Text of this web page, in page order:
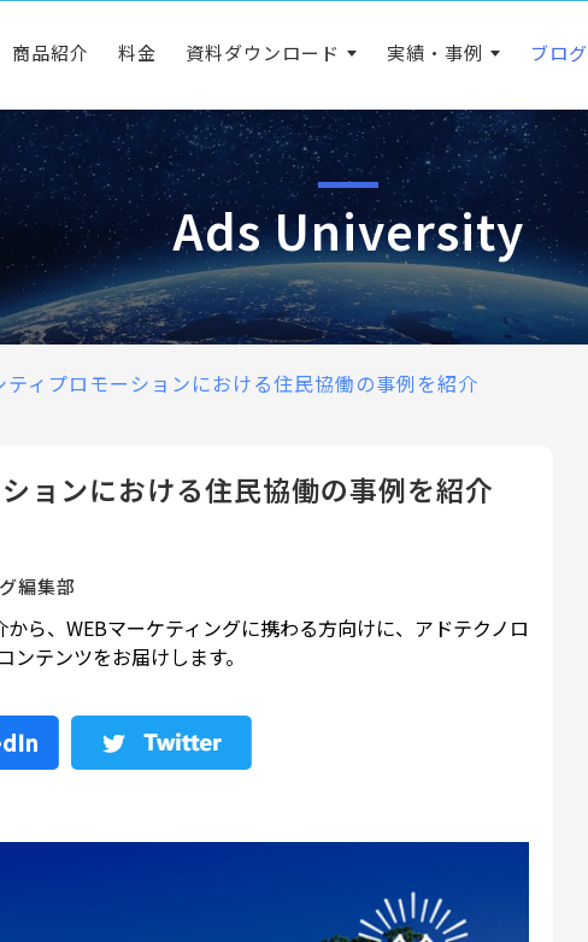
商品紹介 料金 資料ダウンロード 実績・事例 ブログ
Ads University
ティプロモーションにおける住民協働の事例を紹介
ョンにおける住民協働の事例を紹介
編集部
から、WEBマーケティングに携わる方向けに、アドテクノロ
ンテンツをお届けします。